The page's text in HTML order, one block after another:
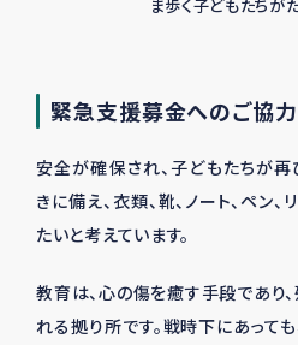
ま歩く子どもたちが
緊急支援募金へのご協
安全が確保され、子どもたちが
きに備え、衣類、靴、ノート、ペン
たいと考えています。
教育は、心の傷を癒す手段であり
れる拠り所です。戦時下にあって